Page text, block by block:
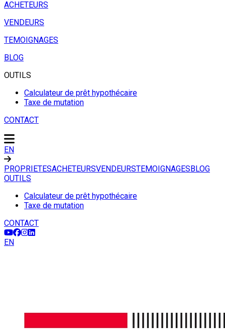
ACHETEURS
VENDEURS
TEMOIGNAGES
BLOG
OUTILS
Calculateur de prêt hypothécaire
Taxe de mutation
CONTACT
EN
PROPRIETESACHETEURSVENDEURSTEMOIGNAGESBLOG
OUTILS
Calculateur de prêt hypothécaire
Taxe de mutation
CONTACT
EN